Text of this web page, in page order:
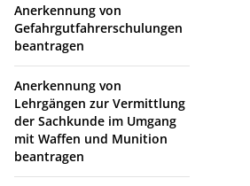
Anerkennung von
Gefahrgutfahrerschulungen
beantragen
Anerkennung von
Lehrgängen zur Vermittlung
der Sachkunde im Umgang
mit Waffen und Munition
beantragen